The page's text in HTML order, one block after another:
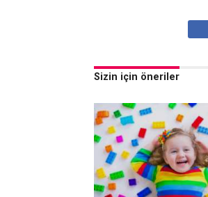
Sizin için öneriler